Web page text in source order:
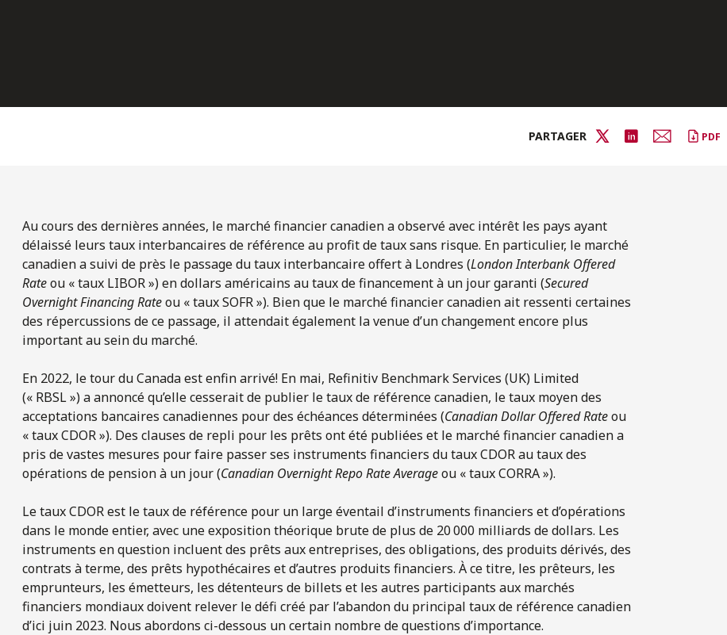
PARTAGER PDF
Au cours des dernières années, le marché financier canadien a observé avec intérêt les pays ayant
délaissé leurs taux interbancaires de référence au profit de taux sans risque. En particulier, le marché
canadien a suivi de près le passage du taux interbancaire offert à Londres (London Interbank Offered
Rateou « taux LIBOR ») en dollars américains au taux de financement à un jour garanti (Secured
Overnight Financing Rateou « taux SOFR »). Bien que le marché financier canadien ait ressenti certaines
des répercussions de ce passage, il attendait également la venue d’un changement encore plus
important au sein du marché.
En 2022, le tour du Canada est enfin arrivé! En mai, Refinitiv Benchmark Services (UK) Limited
(« RBSL ») a annoncé qu’elle cesserait de publier le taux de référence canadien, le taux moyen des
acceptations bancaires canadiennes pour des échéances déterminées (Canadian Dollar Offered Rateou
« taux CDOR »). Des clauses de repli pour les prêts ont été publiées et le marché financier canadien a
pris de vastes mesures pour faire passer ses instruments financiers du taux CDOR au taux des
opérations de pension à un jour (Canadian Overnight Repo Rate Averageou « taux CORRA »).
Le taux CDOR est le taux de référence pour un large éventail d’instruments financiers et d’opérations
dans le monde entier, avec une exposition théorique brute de plus de 20 000 milliards de dollars. Les
instruments en question incluent des prêts aux entreprises, des obligations, des produits dérivés, des
contrats à terme, des prêts hypothécaires et d’autres produits financiers. À ce titre, les prêteurs, les
emprunteurs, les émetteurs, les détenteurs de billets et les autres participants aux marchés
financiers mondiaux doivent relever le défi créé par l’abandon du principal taux de référence canadien
d’ici juin 2023. Nous abordons ci-dessous un certain nombre de questions d’importance.